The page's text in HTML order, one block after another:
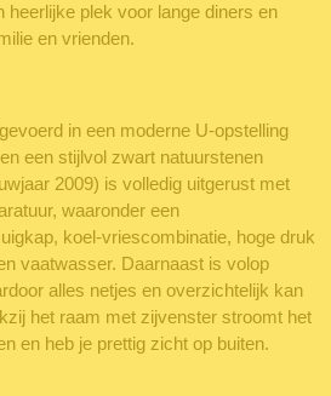
heerlijke plek voor lange diners en
en vrienden.
in een moderne U-opstelling
een stijlvol zwart natuurstenen
2009) is volledig uitgerust met
waaronder een
koel-vriescombinatie, hoge druk
vaatwasser. Daarnaast is volop
alles netjes en overzichtelijk kan
het raam met zijvenster stroomt het
en heb je prettig zicht op buiten.